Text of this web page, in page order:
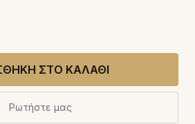
ΣΤΟ ΚΑΛΑΘΙ
Ρωτήστε μας